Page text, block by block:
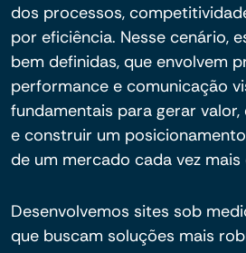
dos processos,
por eficiência. Nesse cenário,
bem definidas, que envolvem
performance e comunicação
fundamentais para gerar
e construir um
de um mercado cada vez mais
Desenvolvemos sites sob
que buscam soluções mais